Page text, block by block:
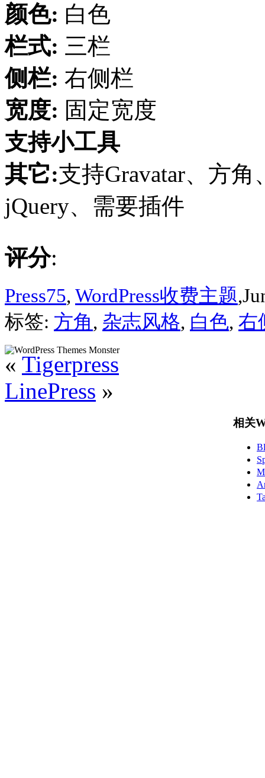
颜色: 白色
栏式: 三栏
侧栏: 右侧栏
宽度: 固定宽度
支持小工具
其它:支持Gravatar、方
jQuery、需要插件
评分:
Press75, WordPress收费主题
标签: 方角, 杂志风格, 白色, 右
« Tigerpress
LinePress »
相关